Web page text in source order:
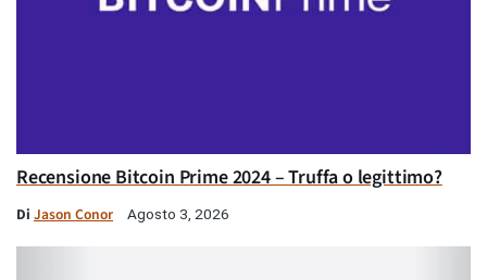
Recensione Bitcoin Prime 2024 – Truffa o legittimo?
Di Jason Conor Agosto 3, 2026